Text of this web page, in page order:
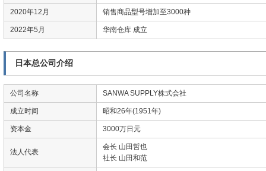
2020年12月 销售商品型号增加至3000种
2022年5月 华南仓库 成立
日本总公司介绍
公司名称 SANWA SUPPLY株式会社
成立时间 昭和26年(1951年)
资本金 3000万日元
法人代表
会长 山田哲也
社长 山田和范